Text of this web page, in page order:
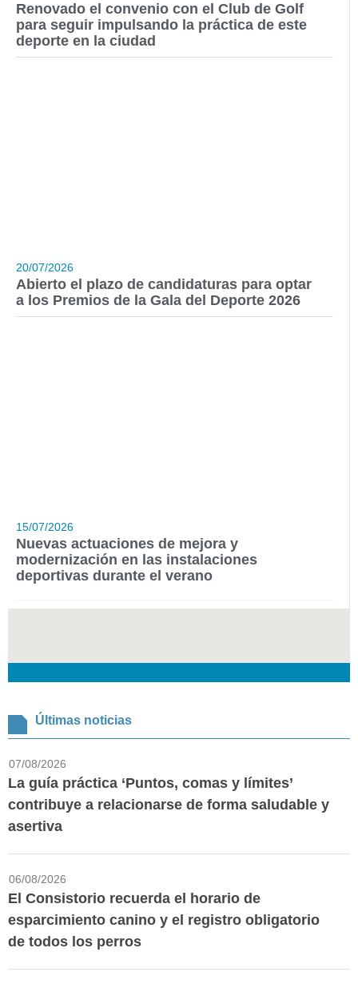
Renovado el convenio con el Club de Golf
para seguir impulsando la práctica de este
deporte en la ciudad
20/07/2026
Abierto el plazo de candidaturas para optar
a los Premios de la Gala del Deporte 2026
15/07/2026
Nuevas actuaciones de mejora y
modernización en las instalaciones
deportivas durante el verano
Últimas noticias
07/08/2026
La guía práctica ‘Puntos, comas y límites’
contribuye a relacionarse de forma saludable y
asertiva
06/08/2026
El Consistorio recuerda el horario de
esparcimiento canino y el registro obligatorio
de todos los perros